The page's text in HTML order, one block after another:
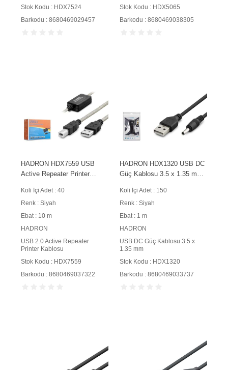
Stok Kodu : HDX7524
Barkodu : 8680469029457
Stok Kodu : HDX5065
Barkodu : 8680469038305
HADRON HDX7559 USB
Active Repeater Printer
Koli İçi Adet : 40
Renk : Siyah
Ebat : 10 m
HADRON
USB 2.0 Active Repeater
Printer Kablosu
Stok Kodu : HDX7559
Barkodu : 8680469037322
HADRON HDX1320 USB DC
Güç Kablosu 3.5 x 1.35 mm
Koli İçi Adet : 150
Renk : Siyah
Ebat : 1 m
HADRON
USB DC Güç Kablosu 3.5 x
1.35 mm
Stok Kodu : HDX1320
Barkodu : 8680469033737